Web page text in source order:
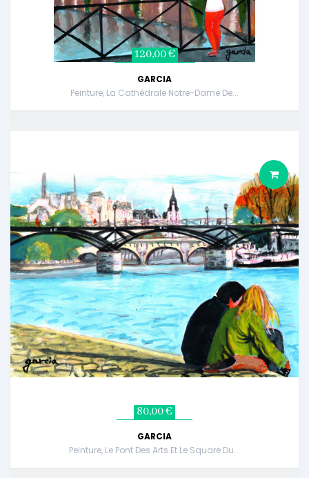
120,00 €
GARCIA
Peinture, La Cathédrale Notre-Dame De...
80,00 €
GARCIA
Peinture, Le Pont Des Arts Et Le Square Du...